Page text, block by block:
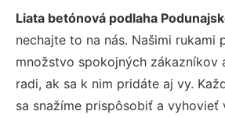
Liata betónová podlaha
nechajte to na nás. Našimi rukami
množstvo spokojných zákazníkov
radi, ak sa k nim pridáte aj vy.
sa snažíme prispôsobiť a vyhovieť